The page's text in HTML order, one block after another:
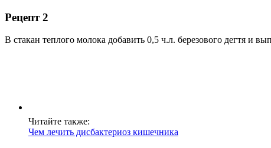
Рецепт 2
В стакан теплого молока добавить 0,5 ч.л. березового дегтя и
Читайте также:
Чем лечить дисбактериоз кишечника